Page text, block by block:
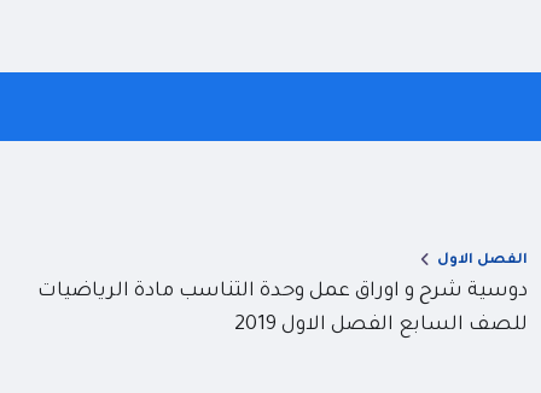
الفصل الاول
دوسية شرح و اوراق عمل وحدة التناسب مادة الرياضيات
للصف السابع الفصل الاول 2019